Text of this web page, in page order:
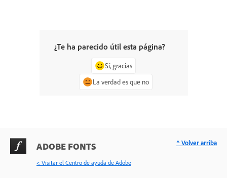
¿Te ha parecido útil esta página?
Sí, gracias
La verdad es que no
ADOBE FONTS
< Visitar el Centro de ayuda de Adobe
^ Volver arriba